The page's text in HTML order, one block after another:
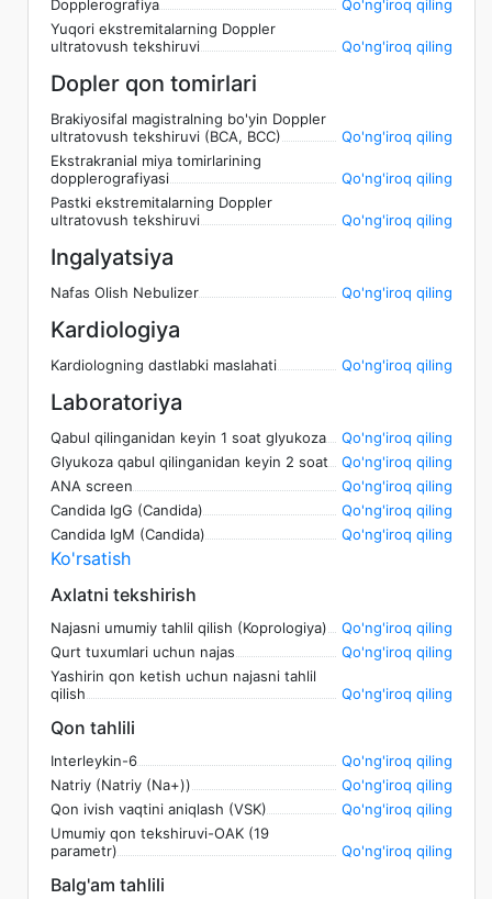
Dopplerografiya
Qo'ng'iroq qiling
Yuqori ekstremitalarning Doppler
ultratovush tekshiruvi
Qo'ng'iroq qiling
Dopler qon tomirlari
Brakiyosifal magistralning bo'yin Doppler
ultratovush tekshiruvi (BCA, BCC)
Qo'ng'iroq qiling
Ekstrakranial miya tomirlarining
dopplerografiyasi
Qo'ng'iroq qiling
Pastki ekstremitalarning Doppler
ultratovush tekshiruvi
Qo'ng'iroq qiling
Ingalyatsiya
Nafas Olish Nebulizer Qo'ng'iroq qiling
Kardiologiya
Kardiologning dastlabki maslahati Qo'ng'iroq qiling
Laboratoriya
Qabul qilinganidan keyin 1 soat glyukoza
Qo'ng'iroq qiling
Glyukoza qabul qilinganidan keyin 2 soat
Qo'ng'iroq qiling
ANA screen
Qo'ng'iroq qiling
Candida IgG (Candida)
Qo'ng'iroq qiling
Candida IgM (Candida)
Qo'ng'iroq qiling
Ko'rsatish
Axlatni tekshirish
Najasni umumiy tahlil qilish (Koprologiya)
Qo'ng'iroq qiling
Qurt tuxumlari uchun najas
Qo'ng'iroq qiling
Yashirin qon ketish uchun najasni tahlil
qilish
Qo'ng'iroq qiling
Qon tahlili
Interleykin-6
Qo'ng'iroq qiling
Natriy (Natriy (Na+))
Qo'ng'iroq qiling
Qon ivish vaqtini aniqlash (VSK)
Qo'ng'iroq qiling
Umumiy qon tekshiruvi-OAK (19
parametr)
Qo'ng'iroq qiling
Balg'am tahlili